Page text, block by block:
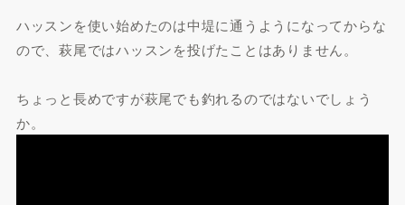
ハッスンを使い始めたのは中堤に通うようになってからな
ので、萩尾ではハッスンを投げたことはありません。
ちょっと長めですが萩尾でも釣れるのではないでしょう
か。